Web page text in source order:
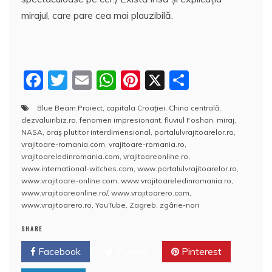
mirajul, care pare cea mai plauzibilă.
F
c
e
b
o
o
k
T
w
itt
er
E
m
ai
l
W
h
at
s
A
p
p
Pi
nt
er
e
st
X
rt
aj
e
a
z
Blue Beam Proiect, capitala Croației, China centrală,
dezvaluiribiz.ro,fenomen impresionant,fluviul Foshan, miraj,
NASA, oraş plutitor interdimensional, portalulvrajitoarelor.ro,
vrajitoare-romania.com, vrajitoare-romania.ro,
vrajitoareledinromania.com, vrajitoareonline.ro,
www.international-witches.com, www.portalulvrajitoarelor.ro,
www.vrajitoare-online.com, www.vrajitoareledinromania.ro,
www.vrajitoareonline.ro/, www.vrajitoarero.com,
www.vrajitoarero.ro, YouTube, Zagreb, zgârie-nori
SHARE
Facebook Pinterest